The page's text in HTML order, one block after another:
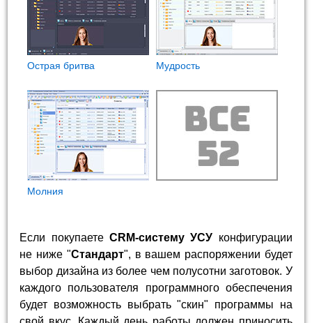
Острая бритва Мудрость
Молния
Если покупаете CRM-систему УСУ конфигурации
не ниже "Стандарт", в вашем распоряжении будет
выбор дизайна из более чем полусотни заготовок. У
каждого пользователя программного обеспечения
будет возможность выбрать "скин" программы на